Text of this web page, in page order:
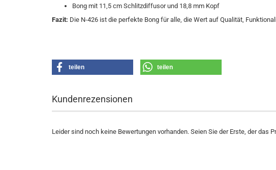
Bong mit 11,5 cm Schlitzdiffusor und 18,8 mm Kopf
Fazit: Die N-426 ist die perfekte Bong für alle, die Wert auf Qualität,
teilen teilen
Kundenrezensionen
Leider sind noch keine Bewertungen vorhanden. Seien Sie der Erste, der das